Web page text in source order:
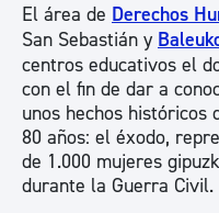
El área de Derechos
San Sebastián y
centros educativos el
con el fin de dar a
unos hechos históricos
80 años: el éxodo,
de 1.000 mujeres
durante la Guerra Civil.